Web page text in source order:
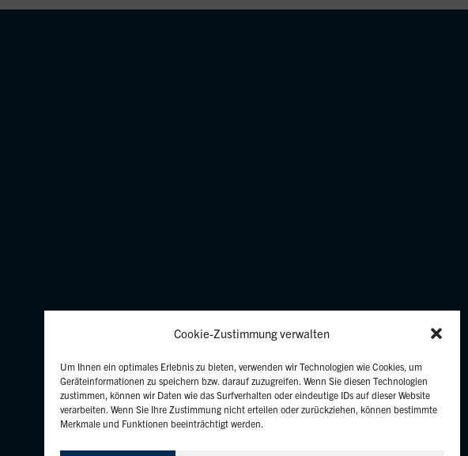
Cookie-Zustimmung verwalten
Um Ihnen ein optimales Erlebnis zu bieten, verwenden wir Technologien wie Cookies, um
Geräteinformationen zu speichern bzw. darauf zuzugreifen. Wenn Sie diesen Technologien
zustimmen, können wir Daten wie das Surfverhalten oder eindeutige IDs auf dieser Website
verarbeiten. Wenn Sie Ihre Zustimmung nicht erteilen oder zurückziehen, können bestimmte
Merkmale und Funktionen beeinträchtigt werden.